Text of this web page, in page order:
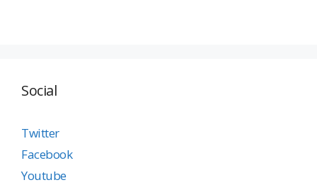
Social
Twitter
Facebook
Youtube